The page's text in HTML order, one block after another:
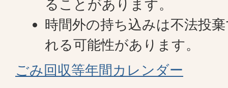
ることがあります。
時間外の持ち込みは不法投
れる可能性があります。
ごみ回収等年間カレンダー